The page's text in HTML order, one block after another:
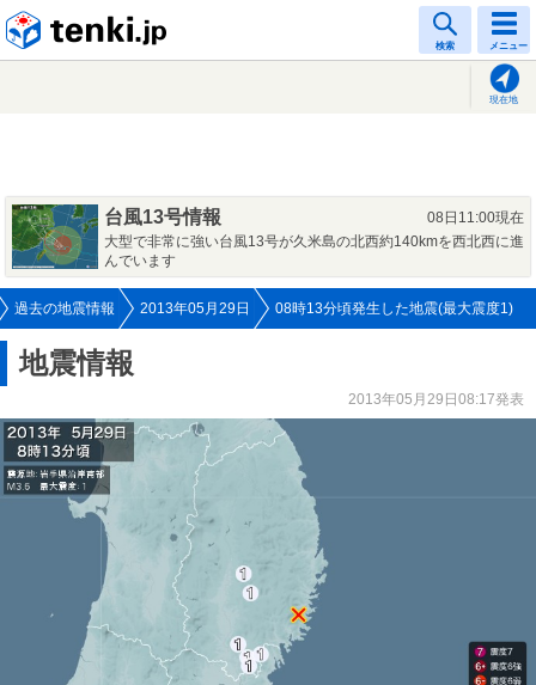
検索 メニュー
現在地
台風13号情報
08日11:00現在
大型で非常に強い台風13号が久米島の北西約140kmを西北西に進
んでいます
過去の地震情報 2013年05月29日 08時13分頃発生した地震(最大震度1)
地震情報
2013年05月29日08:17発表